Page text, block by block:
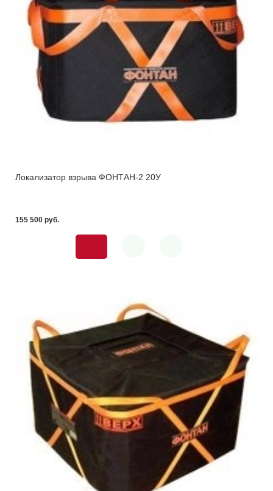
Локализатор взрыва ФОНТАН-2 20У
155 500 pуб.